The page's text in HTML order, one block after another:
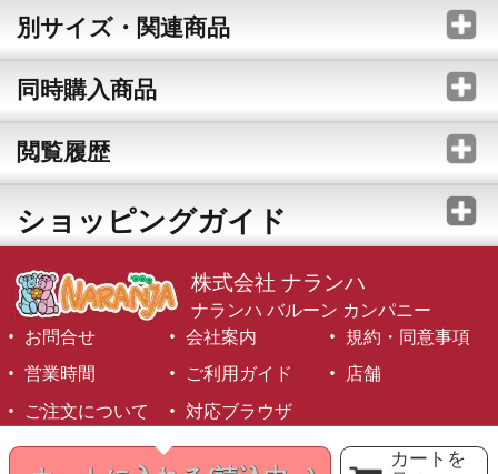
カートを
別サイズ・関連商品
同時購入商品
閲覧履歴
ショッピングガイド
株式会社 ナランハ
ナランハ バルーン カンパニー
お問合せ
会社案内
規約・同意事項
営業時間
ご利用ガイド
店舗
ご注文について
対応ブラウザ
©1999-2026 NARANJA Inc. All Rights Reserved.